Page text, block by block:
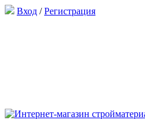
Вход /Регистрация